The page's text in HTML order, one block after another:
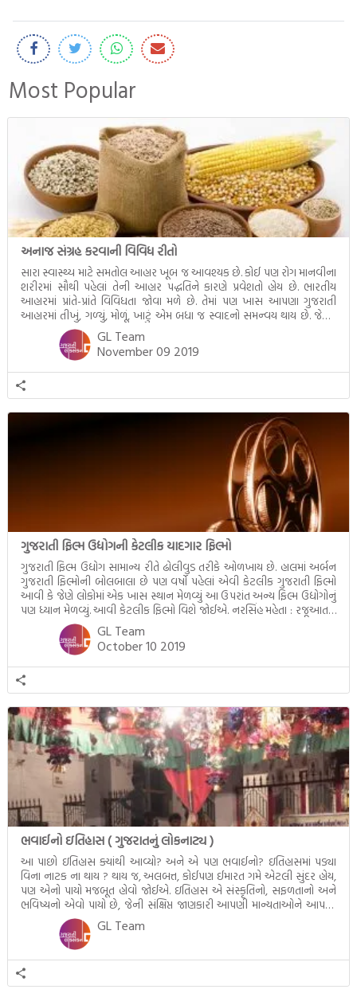
Most Popular
અનાજ સંગ્રહ કરવાની વિવિધ રીતો
સારા સ્વાસ્થ્ય માટે સમતોલ આહાર ખૂબ જ આવશ્યક છે. કોઈ પણ રોગ માનવીના
શરીરમાં સૌથી પહેલાં તેની આહાર પદ્ધતિને કારણે પ્રવેશતો હોય છે. ભારતીય
આહારમાં પ્રાંતે-પ્રાંતે વિવિધતા જોવા મળે છે. તેમાં પણ ખાસ આપણા ગુજરાતી
આહારમાં તીખું, ગળ્યું, મોળૂં, ખાટું એમ બધા જ સ્વાદનો સમન્વય થાય છે. જેટલું
મહત્ત્વ સમતોલ આહરનું છે તેટલું જ મહત્ત્વ […]
GL Team
November 09 2019
ગુજરાતી ફિલ્મ ઉદ્યોગની કેટલીક યાદગાર ફિલ્મો
ગુજરાતી ફિલ્મ ઉદ્યોગ સામાન્ય રીતે ઢોલીવુડ તરીકે ઓળખાય છે. હાલમાં અર્બન
ગુજરાતી ફિલ્મોની બોલબાલા છે પણ વર્ષો પહેલાં એવી કેટલીક ગુજરાતી ફિલ્મો
આવી કે જેણે લોકોમાં એક ખાસ સ્થાન મેળવ્યુંં આ ઉપરાંત અન્ય ફિલ્મ ઉદ્યોગોનું
પણ ધ્યાન મેળવ્યું. આવી કેટલીક ફિલ્મો વિશે જોઈએ. નરસિંહ મહેતા : રજૂઆતનું
વર્ષ (Film Release Year) : 1932 દિગ્દર્શક (Director) : નાનુભાઈ […]
GL Team
October 10 2019
ભવાઈનો ઇતિહાસ ( ગુજરાતનું લોકનાટ્ય )
આ પાછો ઇતિહાસ ક્યાંથી આવ્યો? અને એ પણ ભવાઈનો? ઇતિહાસમાં પડ્યા
વિના નાટક ના થાય ? થાય જ, અલબત્ત, કોઈપણ ઈમારત ગમે એટલી સુંદર હોય,
પણ એનો પાયો મજબૂત હોવો જોઈએ. ઇતિહાસ એ સંસ્કૃતિનો, સફળતાનો અને
ભવિષ્યનો એવો પાયો છે, જેની સંક્ષિપ્ત જાણકારી આપણી માન્યતાઓને આપણા
કન્સેપ્ટને ક્લીયર કરે છે. ભવાઈના જનક – અસાઈત ઠાકર […]
GL Team